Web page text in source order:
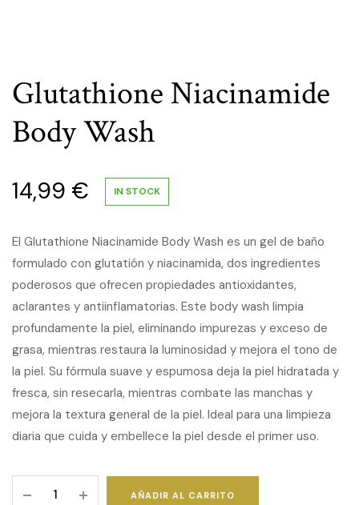
Glutathione Niacinamide
Body Wash
14,99 € IN STOCK
El Glutathione Niacinamide Body Wash es un gel de baño
formulado con glutatión y niacinamida, dos ingredientes
poderosos que ofrecen propiedades antioxidantes,
aclarantes y antiinflamatorias. Este body wash limpia
profundamente la piel, eliminando impurezas y exceso de
grasa, mientras restaura la luminosidad y mejora el tono de
la piel. Su fórmula suave y espumosa deja la piel hidratada y
fresca, sin resecarla, mientras combate las manchas y
mejora la textura general de la piel. Ideal para una limpieza
diaria que cuida y embellece la piel desde el primer uso.
AÑADIR AL CARRITO